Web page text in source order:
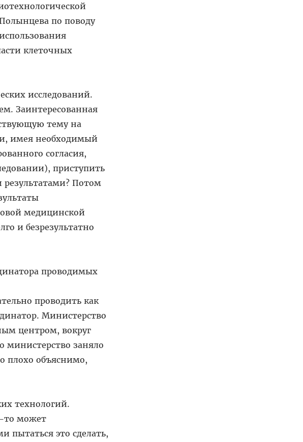
по поводу
клеточных
исследований.
Заинтересованная
тему на
и, имея необходимый
согласия,
приступить
Потом
медицинской
и безрезультатно
проводимых
проводить как
Министерство
центром, вокруг
министерство заняло
плохо объяснимо,
технологий.
то может
пытаться это сделать,